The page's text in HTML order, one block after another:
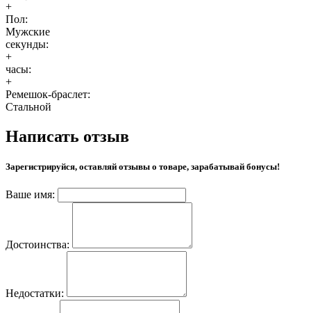
+
Пол:
Мужские
секунды:
+
часы:
+
Ремешок-браслет:
Стальной
Написать отзыв
Зарегистрируйся, оставляй отзывы о товаре, зарабатывай бонусы!
Ваше имя:
Достоинства:
Недостатки: